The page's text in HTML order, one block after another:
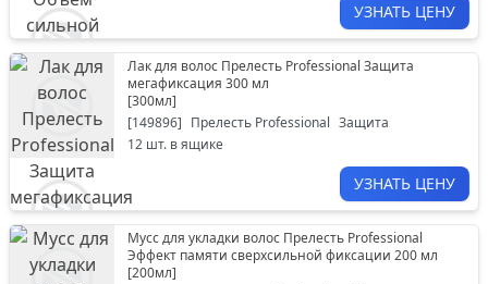
УЗНАТЬ ЦЕНУ
Лак для волос Прелесть Professional Защита
мегафиксация 300 мл
[300мл]
[149896] Прелесть Professional Защита
12 шт. в ящике
УЗНАТЬ ЦЕНУ
Мусс для укладки волос Прелесть Professional
Эффект памяти сверхсильной фиксации 200 мл
[200мл]